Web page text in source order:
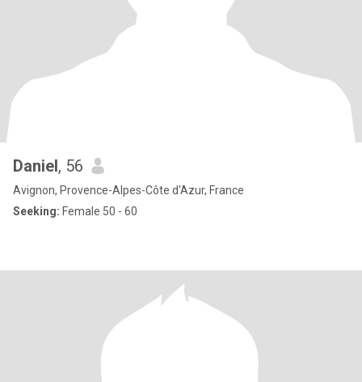
Daniel, 56
Avignon, Provence-Alpes-Côte d'Azur, France
Seeking: Female 50 - 60